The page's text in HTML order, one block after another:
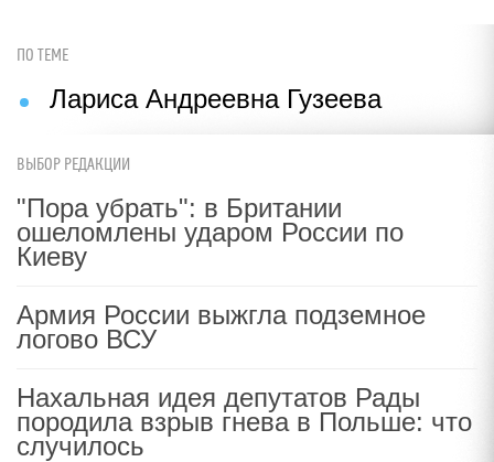
ПО ТЕМЕ
Лариса Андреевна Гузеева
ВЫБОР РЕДАКЦИИ
"Пора убрать": в Британии
ошеломлены ударом России по
Киеву
Армия России выжгла подземное
логово ВСУ
Нахальная идея депутатов Рады
породила взрыв гнева в Польше: что
случилось